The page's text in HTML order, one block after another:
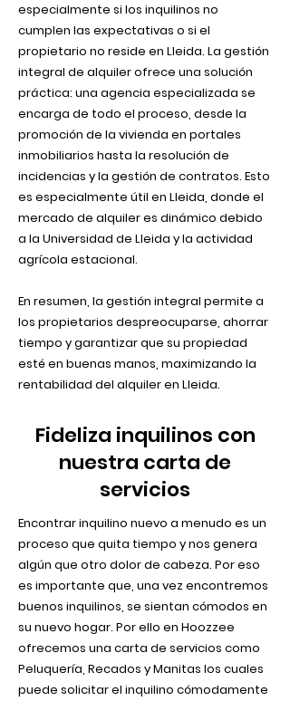
especialmente si los inquilinos no
cumplen las expectativas o si el
propietario no reside en Lleida. La gestión
integral de alquiler ofrece una solución
práctica: una agencia especializada se
encarga de todo el proceso, desde la
promoción de la vivienda en portales
inmobiliarios hasta la resolución de
incidencias y la gestión de contratos. Esto
es especialmente útil en Lleida, donde el
mercado de alquiler es dinámico debido
a la Universidad de Lleida y la actividad
agrícola estacional.
En resumen, la gestión integral permite a
los propietarios despreocuparse, ahorrar
tiempo y garantizar que su propiedad
esté en buenas manos, maximizando la
rentabilidad del alquiler en Lleida.
Fideliza inquilinos con
nuestra carta de
servicios
Encontrar inquilino nuevo a menudo es un
proceso que quita tiempo y nos genera
algún que otro dolor de cabeza. Por eso
es importante que, una vez encontremos
buenos inquilinos, se sientan cómodos en
su nuevo hogar. Por ello en Hoozzee
ofrecemos una carta de servicios como
Peluquería, Recados y Manitas los cuales
puede solicitar el inquilino cómodamente